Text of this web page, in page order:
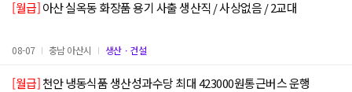
[월급]아산 실옥동 화장품 용기 사출 생산직 / 사상없음 / 2교대
08-07 충남 아산시 생산ㆍ건설
[월급]천안 냉동식품 생산성과수당 최대 423000원통근버스 운행